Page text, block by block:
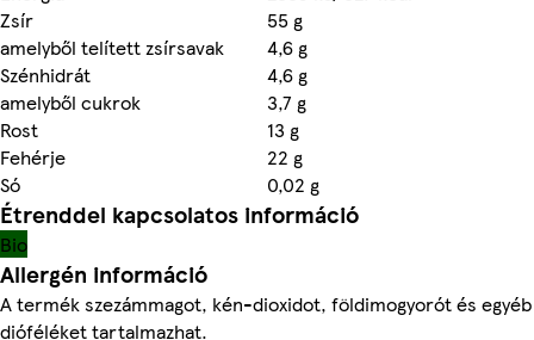
Zsír
55 g
amelyből telített zsírsavak
4,6 g
Szénhidrát
4,6 g
amelyből cukrok
3,7 g
Rost
13 g
Fehérje
22 g
Só
0,02 g
Étrenddel kapcsolatos információ
Bio
Allergén információ
A termék szezámmagot, kén-dioxidot, földimogyorót és egyéb
dióféléket tartalmazhat.